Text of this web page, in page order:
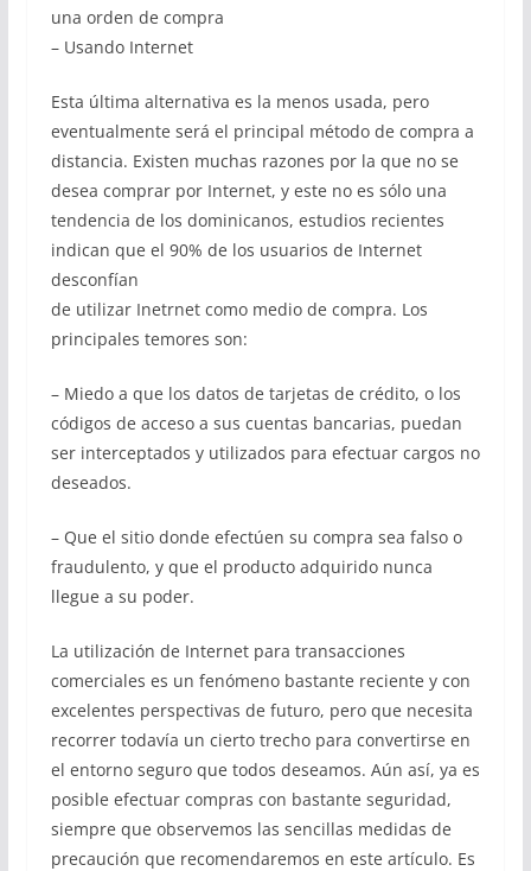
una orden de compra
– Usando Internet
Esta última alternativa es la menos usada, pero
eventualmente será el principal método de compra a
distancia. Existen muchas razones por la que no se
desea comprar por Internet, y este no es sólo una
tendencia de los dominicanos, estudios recientes
indican que el 90% de los usuarios de Internet
desconfían
de utilizar Inetrnet como medio de compra. Los
principales temores son:
– Miedo a que los datos de tarjetas de crédito, o los
códigos de acceso a sus cuentas bancarias, puedan
ser interceptados y utilizados para efectuar cargos no
deseados.
– Que el sitio donde efectúen su compra sea falso o
fraudulento, y que el producto adquirido nunca
llegue a su poder.
La utilización de Internet para transacciones
comerciales es un fenómeno bastante reciente y con
excelentes perspectivas de futuro, pero que necesita
recorrer todavía un cierto trecho para convertirse en
el entorno seguro que todos deseamos. Aún así, ya es
posible efectuar compras con bastante seguridad,
siempre que observemos las sencillas medidas de
precaución que recomendaremos en este artículo. Es